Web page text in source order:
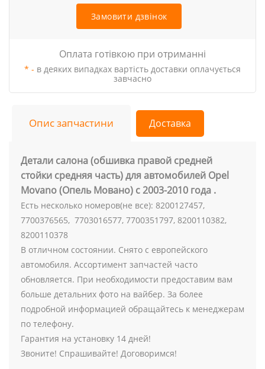
Замовити дзвінок
Оплата готівкою при отриманні
* - в деяких випадках вартість доставки оплачується
завчасно
Опис запчастини Доставка
Детали салона (обшивка правой средней
стойки средняя часть) для автомобилей Opel
Movano (Опель Мовано) с 2003-2010 года .
Есть несколько номеров(не все): 8200127457,
7700376565, 7703016577, 7700351797, 8200110382,
8200110378
В отличном состоянии. Снято с европейского
автомобиля. Ассортимент запчастей часто
обновляется. При необходимости предоставим вам
больше детальних фото на вайбер. За более
подробной информацией обращайтесь к менеджерам
по телефону.
Гарантия на установку 14 дней!
Звоните! Спрашивайте! Договоримся!